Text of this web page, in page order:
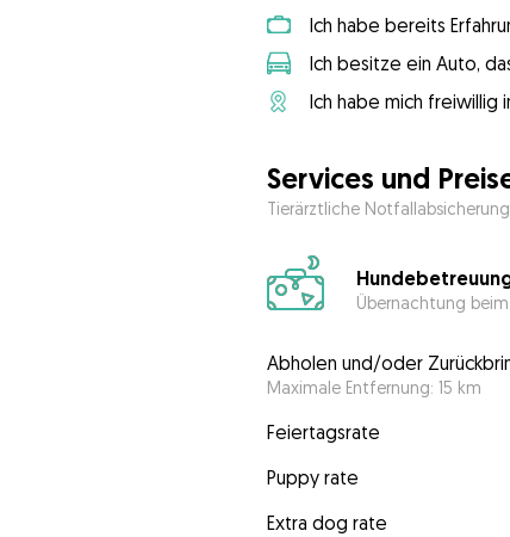
Ich habe bereits
Ich besitze ein Auto,
Ich habe mich freiwillig
Services und
Tierärztliche
Übernachtung
Abholen und/oder
Maximale Entfernung: 15 km
Feiertagsrate
Puppy rate
Extra dog rate